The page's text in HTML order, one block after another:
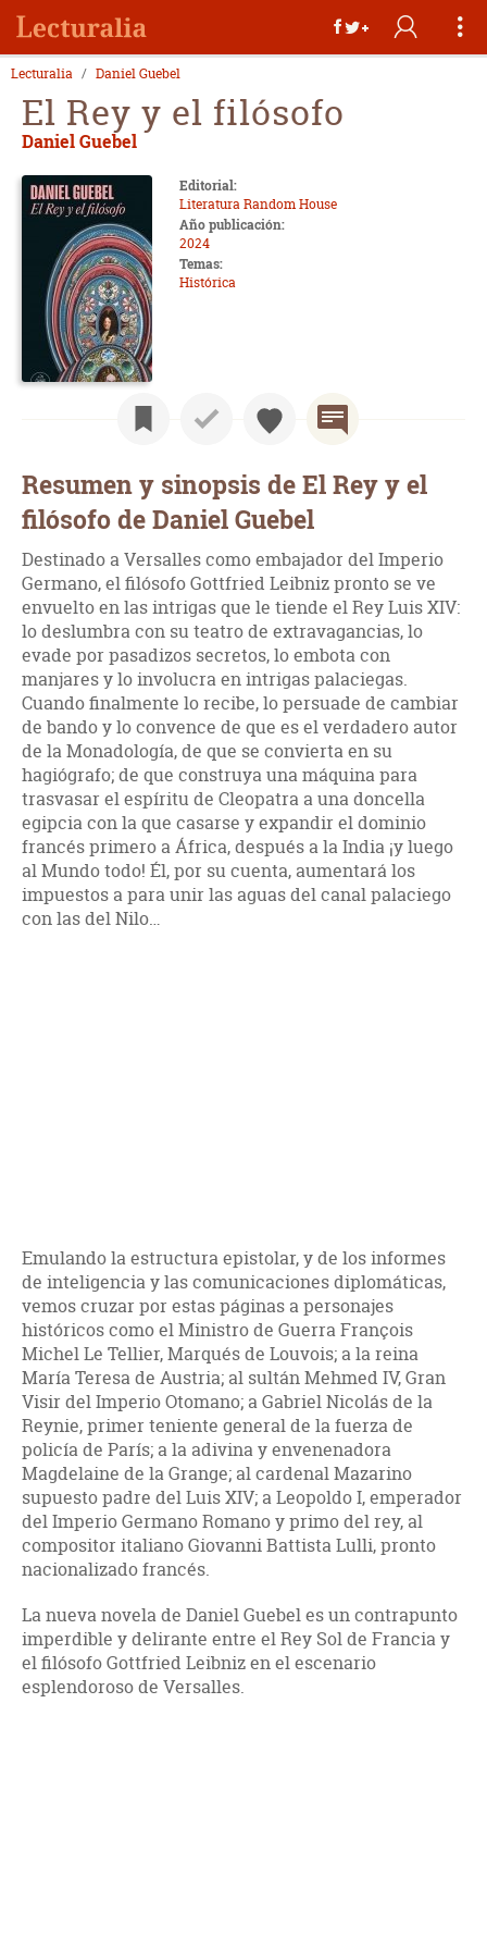
Lecturalia Daniel Guebel
El Rey y el filósofo
Daniel Guebel
Editorial:
Literatura Random House
Año publicación:
2024
Temas:
Histórica
Resumen y sinopsis de El Rey y el
filósofo de Daniel Guebel
Destinado a Versalles como embajador del Imperio
Germano, el filósofo Gottfried Leibniz pronto se ve
envuelto en las intrigas que le tiende el Rey Luis XIV:
lo deslumbra con su teatro de extravagancias, lo
evade por pasadizos secretos, lo embota con
manjares y lo involucra en intrigas palaciegas.
Cuando finalmente lo recibe, lo persuade de cambiar
de bando y lo convence de que es el verdadero autor
de la Monadología, de que se convierta en su
hagiógrafo; de que construya una máquina para
trasvasar el espíritu de Cleopatra a una doncella
egipcia con la que casarse y expandir el dominio
francés primero a África, después a la India ¡y luego
al Mundo todo! Él, por su cuenta, aumentará los
impuestos a para unir las aguas del canal palaciego
con las del Nilo…
Emulando la estructura epistolar, y de los informes
de inteligencia y las comunicaciones diplomáticas,
vemos cruzar por estas páginas a personajes
históricos como el Ministro de Guerra François
Michel Le Tellier, Marqués de Louvois; a la reina
María Teresa de Austria; al sultán Mehmed IV, Gran
Visir del Imperio Otomano; a Gabriel Nicolás de la
Reynie, primer teniente general de la fuerza de
policía de París; a la adivina y envenenadora
Magdelaine de la Grange; al cardenal Mazarino
supuesto padre del Luis XIV; a Leopoldo I, emperador
del Imperio Germano Romano y primo del rey, al
compositor italiano Giovanni Battista Lulli, pronto
nacionalizado francés.
La nueva novela de Daniel Guebel es un contrapunto
imperdible y delirante entre el Rey Sol de Francia y
el filósofo Gottfried Leibniz en el escenario
esplendoroso de Versalles.